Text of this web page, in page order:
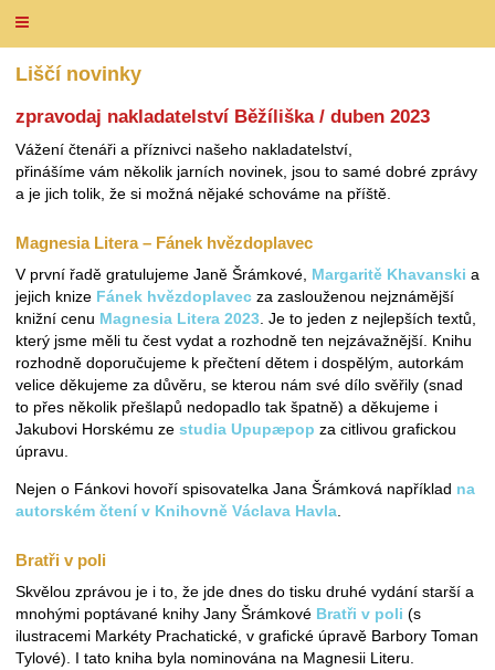
Liščí novinky
zpravodaj nakladatelství Běžíliška / duben 2023
Vážení čtenáři a příznivci našeho nakladatelství,
přinášíme vám několik jarních novinek, jsou to samé dobré zprávy
a je jich tolik, že si možná nějaké schováme na příště.
Magnesia Litera – Fánek hvězdoplavec
V první řadě gratulujeme Janě Šrámkové, Margaritě Khavanski a
jejich knize Fánek hvězdoplavec za zaslouženou nejznámější
knižní cenu Magnesia Litera 2023 . Je to jeden z nejlepších textů,
který jsme měli tu čest vydat a rozhodně ten nejzávažnější. Knihu
rozhodně doporučujeme k přečtení dětem i dospělým, autorkám
velice děkujeme za důvěru, se kterou nám své dílo svěřily (snad
to přes několik přešlapů nedopadlo tak špatně) a děkujeme i
Jakubovi Horskému ze studia Upupæpop za citlivou grafickou
úpravu.
Nejen o Fánkovi hovoří spisovatelka Jana Šrámková například na
autorském čtení v Knihovně Václava Havla
Bratři v poli
Skvělou zprávou je i to, že jde dnes do tisku druhé vydání starší a
mnohými poptávané knihy Jany Šrámkové Bratři v poli (s
ilustracemi Markéty Prachatické, v grafické úpravě Barbory Toman
Tylové). I tato kniha byla nominována na Magnesii Literu.